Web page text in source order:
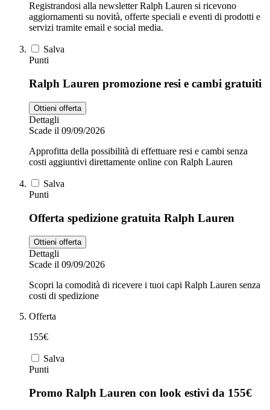
Registrandosi alla newsletter Ralph Lauren si ricevono
aggiornamenti su novità, offerte speciali e eventi di prodotti e
servizi tramite email e social media.
Salva
Punti
Ralph Lauren promozione resi e cambi gratuiti
Ottieni offerta
Dettagli
Scade il 09/09/2026
Approfitta della possibilità di effettuare resi e cambi senza
costi aggiuntivi direttamente online con Ralph Lauren
Salva
Punti
Offerta spedizione gratuita Ralph Lauren
Ottieni offerta
Dettagli
Scade il 09/09/2026
Scopri la comodità di ricevere i tuoi capi Ralph Lauren senza
costi di spedizione
Offerta
155€
Salva
Punti
Promo Ralph Lauren con look estivi da 155€